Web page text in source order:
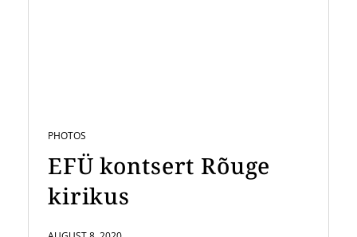
PHOTOS
EFÜ kontsert Rõuge
kirikus